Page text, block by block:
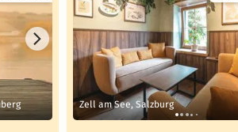
Zell am See, Salzburg